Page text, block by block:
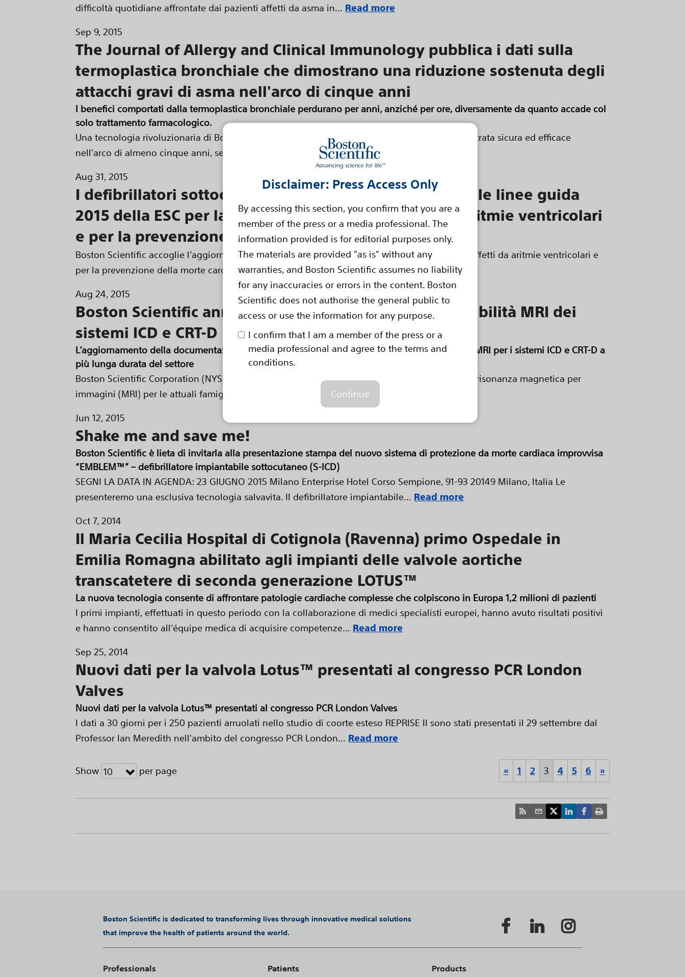
Disclaimer: Press Access Only
By accessing this section, you confirm that you are a
member of the press or a media professional. The
information provided is for editorial purposes only.
The materials are provided "as is" without any
warranties, and Boston Scientific assumes no liability
for any inaccuracies or errors in the content. Boston
Scientific does not authorise the general public to
access or use the information for any purpose.
I confirm that I am a member of the press or a
media professional and agree to the terms and
conditions.
Continue
difficoltà quotidiane affrontate dai pazienti affetti da asma in... Read more
Sep 9, 2015
The Journal of Allergy and Clinical Immunology pubblica i dati sulla
termoplastica bronchiale che dimostrano una riduzione sostenuta degli
attacchi gravi di asma nell'arco di cinque anni
I benefici comportati dalla termoplastica bronchiale perdurano per anni, anziché per ore, diversamente da quanto accade col
solo trattamento farmacologico.
Una tecnologia rivoluzionaria di Boston Scientific per il trattamento dell'asma grave si è dimostrata sicura ed efficace
nell'arco di almeno cinque anni, secondo i dati pubblicati online da... Read more
Aug 31, 2015
I defibrillatori sottocutanei sono adesso consigliati dalle linee guida
2015 della ESC per la gestione dei pazienti affetti da aritmie ventricolari
e per la prevenzione della morte cardiaca improvvisa
Boston Scientific accoglie l’aggiornamento delle linee guida ESC per la gestione dei pazienti affetti da aritmie ventricolari e
per la prevenzione della morte cardiaca improvvisa annunciato... Read more
Aug 24, 2015
Boston Scientific annuncia il marchio CE per la compatibilità MRI dei
sistemi ICD e CRT-D
L’aggiornamento della documentazione consente la compatibilità retroattiva con le scansioni MRI per i sistemi ICD e CRT-D a
più lunga durata del settore
Boston Scientific Corporation (NYSE: BSX) ha ricevuto il marchio CE per la compatibilità con la risonanza magnetica per
immagini (MRI) per le attuali famiglie di sistemi di defibrillatori... Read more
Jun 12, 2015
Shake me and save me!
Boston Scientific è lieta di invitarla alla presentazione stampa del nuovo sistema di protezione da morte cardiaca improvvisa
“EMBLEM™” – defibrillatore impiantabile sottocutaneo (S-ICD)
SEGNI LA DATA IN AGENDA: 23 GIUGNO 2015 Milano Enterprise Hotel Corso Sempione, 91-93 20149 Milano, Italia Le
presenteremo una esclusiva tecnologia salvavita. Il defibrillatore impiantabile... Read more
Oct 7, 2014
Il Maria Cecilia Hospital di Cotignola (Ravenna) primo Ospedale in
Emilia Romagna abilitato agli impianti delle valvole aortiche
transcatetere di seconda generazione LOTUS™
La nuova tecnologia consente di affrontare patologie cardiache complesse che colpiscono in Europa 1,2 milioni di pazienti
I primi impianti, effettuati in questo periodo con la collaborazione di medici specialisti europei, hanno avuto risultati positivi
e hanno consentito all’équipe medica di acquisire competenze... Read more
Sep 25, 2014
Nuovi dati per la valvola Lotus™ presentati al congresso PCR London
Valves
Nuovi dati per la valvola Lotus™ presentati al congresso PCR London Valves
I dati a 30 giorni per i 250 pazienti arruolati nello studio di coorte esteso REPRISE II sono stati presentati il 29 settembre dal
Professor Ian Meredith nell'ambito del congresso PCR London... Read more
Show 10 per page « 1 2 3 4 5 6 »
Boston Scientific is dedicated to transforming lives through innovative medical solutions
that improve the health of patients around the world.
Professionals Patients Products